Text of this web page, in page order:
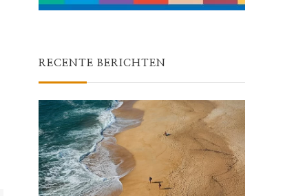
RECENTE BERICHTEN